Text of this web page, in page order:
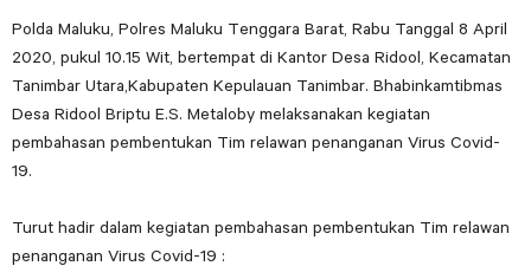
Polda Maluku, Polres Maluku Tenggara Barat, Rabu Tanggal 8 April
2020, pukul 10.15 Wit, bertempat di Kantor Desa Ridool, Kecamatan
Tanimbar Utara,Kabupaten Kepulauan Tanimbar. Bhabinkamtibmas
Desa Ridool Briptu E.S. Metaloby melaksanakan kegiatan
pembahasan pembentukan Tim relawan penanganan Virus Covid-
19.
Turut hadir dalam kegiatan pembahasan pembentukan Tim relawan
penanganan Virus Covid-19 :